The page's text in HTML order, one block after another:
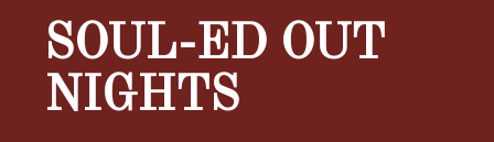
SOUL-ED OUT
NIGHTS